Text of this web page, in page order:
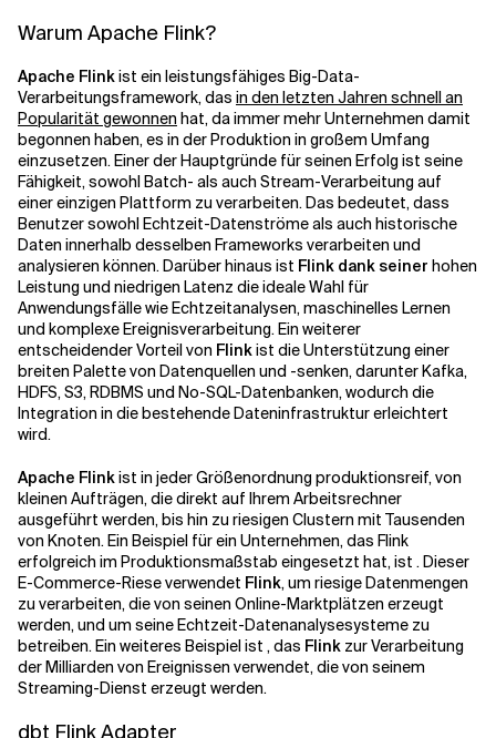
Warum Apache Flink?
Apache Flinkist ein leistungsfähiges Big-Data-
Verarbeitungsframework, das in den letzten Jahren schnell an
Popularität gewonnen hat, da immer mehr Unternehmen damit
begonnen haben, es in der Produktion in großem Umfang
einzusetzen. Einer der Hauptgründe für seinen Erfolg ist seine
Fähigkeit, sowohl Batch- als auch Stream-Verarbeitung auf
einer einzigen Plattform zu verarbeiten. Das bedeutet, dass
Benutzer sowohl Echtzeit-Datenströme als auch historische
Daten innerhalb desselben Frameworks verarbeiten und
analysieren können. Darüber hinaus ist Flink dank seiner hohen
Leistung und niedrigen Latenz die ideale Wahl für
Anwendungsfälle wie Echtzeitanalysen, maschinelles Lernen
und komplexe Ereignisverarbeitung. Ein weiterer
entscheidender Vorteil von Flinkist die Unterstützung einer
breiten Palette von Datenquellen und -senken, darunter Kafka,
HDFS, S3, RDBMS und No-SQL-Datenbanken, wodurch die
Integration in die bestehende Dateninfrastruktur erleichtert
wird.
Apache Flinkist in jeder Größenordnung produktionsreif, von
kleinen Aufträgen, die direkt auf Ihrem Arbeitsrechner
ausgeführt werden, bis hin zu riesigen Clustern mit Tausenden
von Knoten. Ein Beispiel für ein Unternehmen, das Flink
erfolgreich im Produktionsmaßstab eingesetzt hat, ist . Dieser
E-Commerce-Riese verwendet Flink, um riesige Datenmengen
zu verarbeiten, die von seinen Online-Marktplätzen erzeugt
werden, und um seine Echtzeit-Datenanalysesysteme zu
betreiben. Ein weiteres Beispiel ist , das Flink zur Verarbeitung
der Milliarden von Ereignissen verwendet, die von seinem
Streaming-Dienst erzeugt werden.
dbt Flink Adapter